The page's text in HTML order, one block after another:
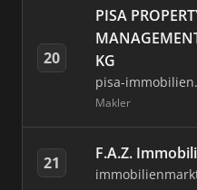
20
PISA
KG
pisa-
Makler
21 F.A.Z.